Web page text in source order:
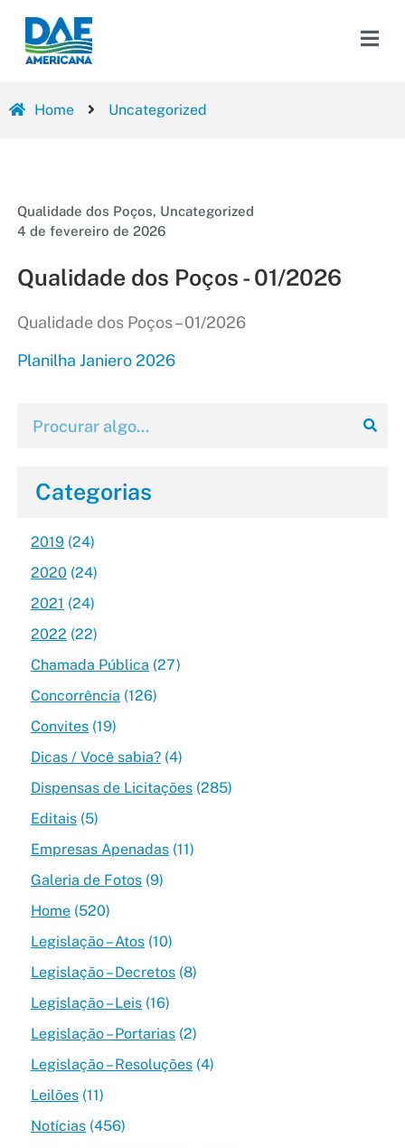
Home Uncategorized
Qualidade dos Poços, Uncategorized
4 de fevereiro de 2026
Qualidade dos Poços - 01/2026
Qualidade dos Poços – 01/2026
Planilha Janiero 2026
Categorias
2019(24)
2020 (24)
2021 (24)
2022 (22)
Chamada Pública (27)
Concorrência (126)
Convites(19)
Dicas / Você sabia?(4)
Dispensas de Licitações(285)
Editais(5)
Empresas Apenadas(11)
Galeria de Fotos(9)
Home(520)
Legislação – Atos(10)
Legislação – Decretos(8)
Legislação – Leis(16)
Legislação – Portarias(2)
Legislação – Resoluções(4)
Leilões(11)
Notícias(456)